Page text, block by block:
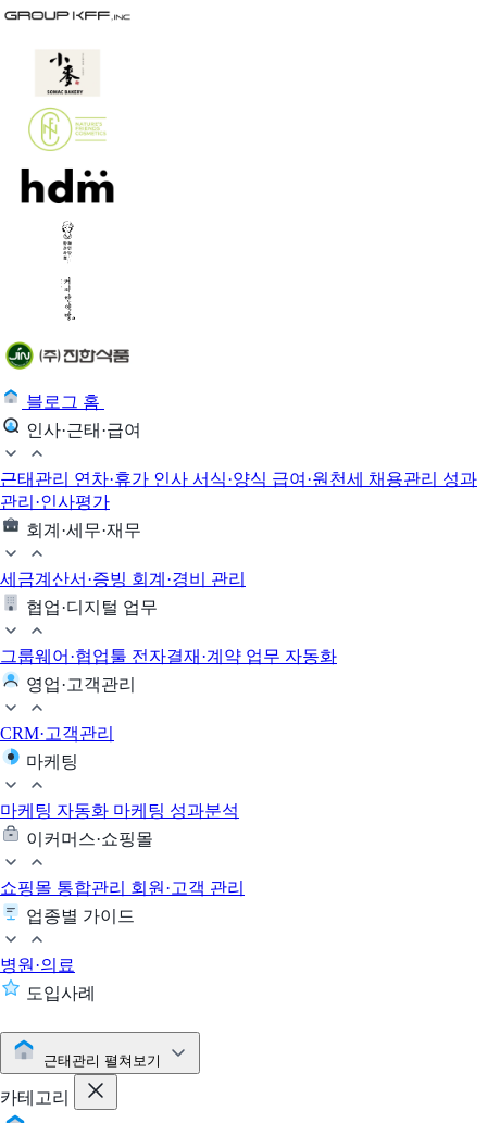
블로그 홈
인사·근태·급여
근태관리 연차·휴가 인사 서식·양식 급여·원천세 채용관리 성과
관리·인사평가
회계·세무·재무
세금계산서·증빙 회계·경비 관리
협업·디지털 업무
그룹웨어·협업툴 전자결재·계약 업무 자동화
영업·고객관리
CRM·고객관리
마케팅
마케팅 자동화 마케팅 성과분석
이커머스·쇼핑몰
쇼핑몰 통합관리 회원·고객 관리
업종별 가이드
병원·의료
도입사례
근태관리 펼쳐보기
카테고리